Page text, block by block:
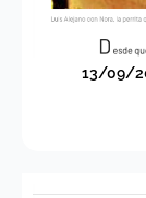
13/09/